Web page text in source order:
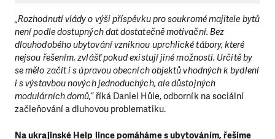
„Rozhodnutí vlády o výši příspěvku pro soukromé majitele bytů
není podle dostupných dat dostatečně motivační. Bez
dlouhodobého ubytování vzniknou uprchlické tábory, které
nejsou řešením, zvlášť pokud existují jiné možnosti. Určitě by
se mělo začít i s úpravou obecních objektů vhodných k bydlení
i s výstavbou nových jednoduchých, ale důstojných
modulárních domů,“říká Daniel Hůle, odborník na sociální
začleňování a dluhovou problematiku.
Na ukrajinské Help lince pomáháme s ubytováním, řešíme